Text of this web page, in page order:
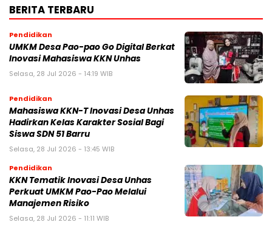
BERITA TERBARU
Pendidikan
UMKM Desa Pao-pao Go Digital Berkat
Inovasi Mahasiswa KKN Unhas
Selasa, 28 Jul 2026 - 14:19 WIB
Pendidikan
Mahasiswa KKN-T Inovasi Desa Unhas
Hadirkan Kelas Karakter Sosial Bagi
Siswa SDN 51 Barru
Selasa, 28 Jul 2026 - 13:45 WIB
Pendidikan
KKN Tematik Inovasi Desa Unhas
Perkuat UMKM Pao-Pao Melalui
Manajemen Risiko
Selasa, 28 Jul 2026 - 11:11 WIB